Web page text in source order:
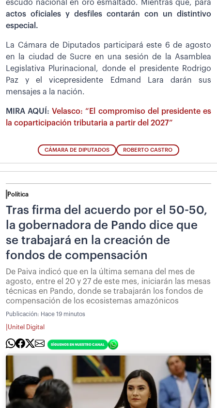
escudo nacional en oro esmaltado. Mientras que, para
actos oficiales y desfiles contarán con un distintivo
especial.
La Cámara de Diputados participará este 6 de agosto
en la ciudad de Sucre en una sesión de la Asamblea
Legislativa Plurinacional, donde el presidente Rodrigo
Paz y el vicepresidente Edmand Lara darán sus
mensajes a la nación.
MIRA AQUÍ:Velasco: “El compromiso del presidente es
la coparticipación tributaria a partir del 2027”
CÁMARA DE DIPUTADOS ROBERTO CASTRO
Política
Tras firma del acuerdo por el 50-50,
la gobernadora de Pando dice que
se trabajará en la creación de
fondos de compensación
De Paiva indicó que en la última semana del mes de
agosto, entre el 20 y 27 de este mes, iniciarán las mesas
técnicas en Pando, donde se trabajarán los fondos de
compensación de los ecosistemas amazónicos
Publicación: Hace 19 minutos
Unitel Digital